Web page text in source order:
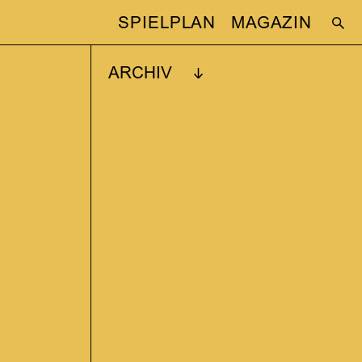
SPIELPLAN MAGAZIN
ARCHIV